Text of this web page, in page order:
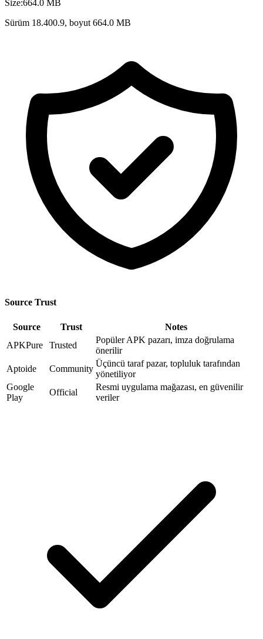
Size:664.0 MB
Sürüm 18.400.9, boyut 664.0 MB
Source Trust
Source Trust
Notes
APKPure
Trusted
Popüler APK pazarı, imza doğrulama
önerilir
Aptoide
Community
Üçüncü taraf pazar, topluluk tarafından
yönetiliyor
Google
Play
Official
Resmi uygulama mağazası, en güvenilir
veriler